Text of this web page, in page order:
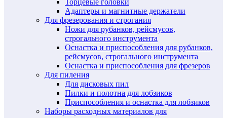
Адаптеры и магнитные держатели
Для фрезерования и строгания
Ножи для рубанков, рейсмусов,
строгального инструмента
Оснастка и приспособления для рубанков,
рейсмусов, строгального инструмента
Оснастка и приспособления для фрезеров
Для пиления
Для дисковых пил
Пилки и полотна для лобзиков
Приспособления и оснастка для лобзиков
Наборы расходных материалов для